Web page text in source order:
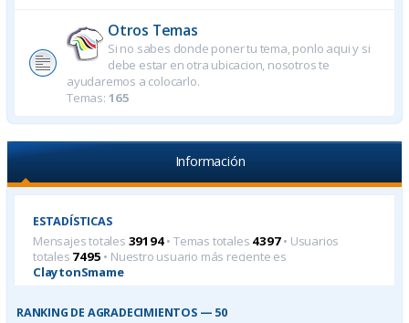
Otros Temas
Si no sabes donde poner tu tema, ponlo aqui y si
debe estar en otra ubicacion, nosotros te
ayudaremos a colocarlo.
Temas: 165
Información
ESTADÍSTICAS
Mensajes totales 39194• Temas totales 4397• Usuarios
totales 7495 • Nuestro usuario más reciente es
ClaytonSmame
RANKING DE AGRADECIMIENTOS — 50